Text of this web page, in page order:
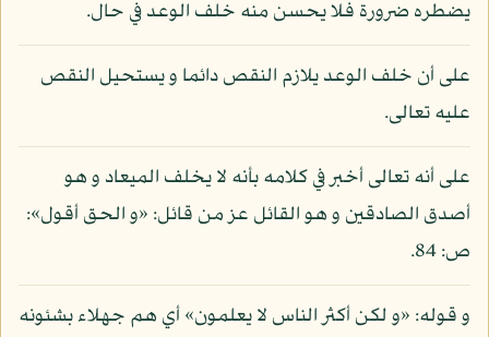
يضطره ضرورة فلا يحسن منه خلف الوعد في حال.
على أن خلف الوعد يلازم النقص دائما و يستحيل النقص
عليه تعالى.
على أنه تعالى أخبر في كلامه بأنه لا يخلف الميعاد و هو
أصدق الصادقين و هو القائل عز من قائل: «و الحق أقول»:
ص: 84.
و قوله: «و لكن أكثر الناس لا يعلمون» أي هم جهلاء بشئونه